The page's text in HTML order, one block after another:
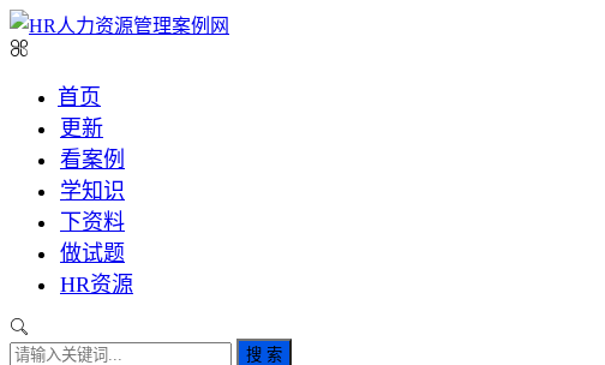
首页
更新
看案例
学知识
下资料
做试题
HR资源
搜 索